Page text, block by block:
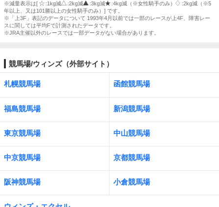
※減量表示は[
:1kg減 :2kg減 :3kg減 :4kg減（※女性騎手のみ）
:2kg減（※5
年以上、又は101勝以上の女性騎手のみ）] です。
※「上3F」表記のデータについて 1993年4月以前では一部のレースが上4F、障害レー
スに関しては平均Fで計測されたデータです。
※JRA主催以外のレースでは一部データがない場合があります。
競馬場/ウィンズ（外部サイト）
札幌競馬場 函館競馬場
福島競馬場 新潟競馬場
東京競馬場 中山競馬場
中京競馬場 京都競馬場
阪神競馬場 小倉競馬場